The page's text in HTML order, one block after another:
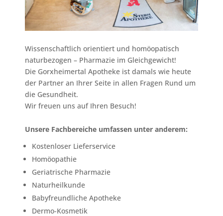
Wissenschaftlich orientiert und homöopatisch
naturbezogen – Pharmazie im Gleichgewicht!
Die Gorxheimertal Apotheke ist damals wie heute
der Partner an Ihrer Seite in allen Fragen Rund um
die Gesundheit.
Wir freuen uns auf Ihren Besuch!
Unsere Fachbereiche umfassen unter anderem:
Kostenloser Lieferservice
Homöopathie
Geriatrische Pharmazie
Naturheilkunde
Babyfreundliche Apotheke
Dermo-Kosmetik